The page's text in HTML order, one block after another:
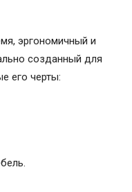
эргономичный и
созданный для
его черты: